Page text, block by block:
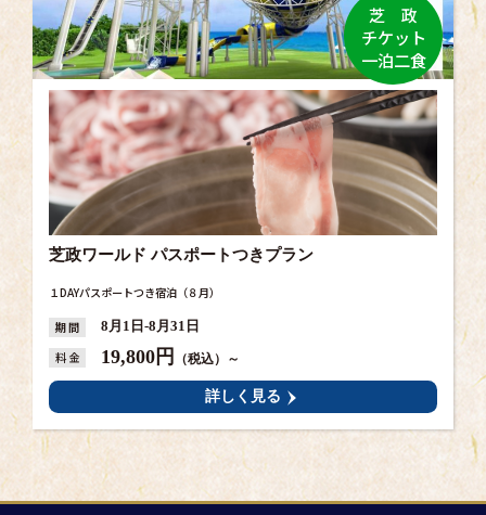
芝 政
チケット
一泊二食
芝政ワールド パスポートつきプラン
１DAYパスポートつき宿泊（８月）
期 間 8月1日-8月31日
料 金 19,800円 （税込）～
詳しく見る